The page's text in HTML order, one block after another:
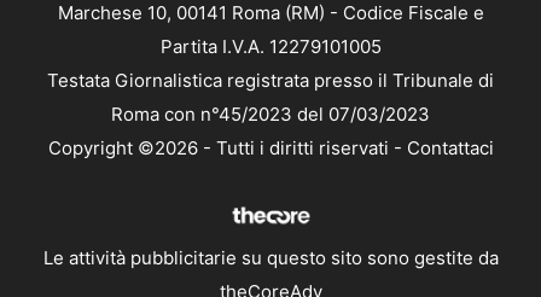
Marchese 10, 00141 Roma (RM) - Codice Fiscale e
Partita I.V.A. 12279101005
Testata Giornalistica registrata presso il Tribunale di
Roma con n°45/2023 del 07/03/2023
Copyright ©2026 - Tutti i diritti riservati - Contattaci
Le attività pubblicitarie su questo sito sono gestite da
theCoreAdv